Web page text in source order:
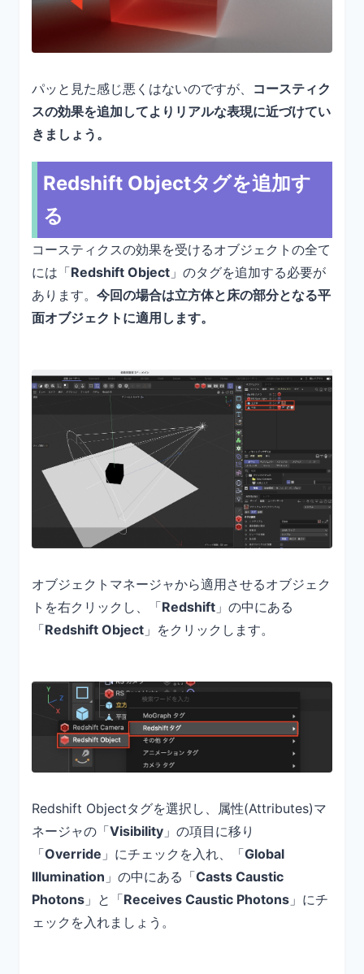
パッと見た感じ悪くはないのですが、 コースティク
スの効果を追加してよりリアルな表現に近づけてい
きましょう。
Redshift Objectタグを追加す
る
コースティクスの効果を受けるオブジェクトの全て
には「Redshift Object 」のタグを追加する必要が
あります。 今回の場合は立方体と床の部分となる平
面オブジェクトに適用します。
オブジェクトマネージャから適用させるオブジェク
トを右クリックし、「Redshift 」の中にある
「Redshift Object 」をクリックします。
Redshift Objectタグを選択し、属性(Attributes)マ
ネージャの「Visibility 」の項目に移り
「Override 」にチェックを入れ、「Global
Illumination 」の中にある「Casts Caustic
Photons 」と「Receives Caustic Photons 」にチ
ェックを入れましょう。